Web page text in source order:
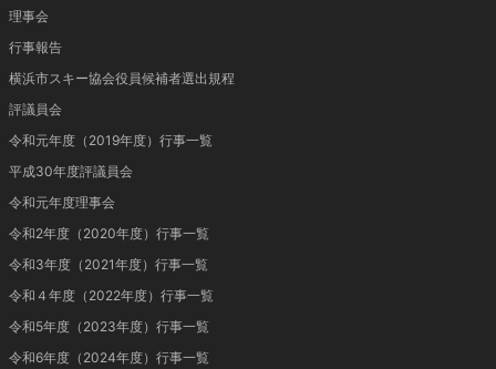
理事会
行事報告
横浜市スキー協会役員候補者選出規程
評議員会
令和元年度（2019年度）行事一覧
平成30年度評議員会
令和元年度理事会
令和2年度（2020年度）行事一覧
令和3年度（2021年度）行事一覧
令和４年度（2022年度）行事一覧
令和5年度（2023年度）行事一覧
令和6年度（2024年度）行事一覧